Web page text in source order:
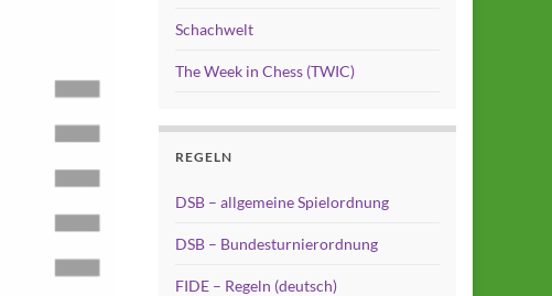
Schachwelt
The Week in Chess (TWIC)
REGELN
DSB – allgemeine Spielordnung
DSB – Bundesturnierordnung
FIDE – Regeln (deutsch)